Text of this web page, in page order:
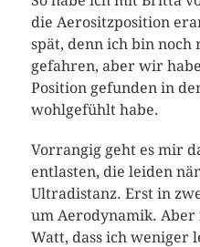
die Aerositzposition
spät, denn ich bin
gefahren, aber wir
Position gefunden in
wohlgefühlt habe.
Vorrangig geht es mir
entlasten, die leiden
Ultradistanz. Erst in
um Aerodynamik.
Watt, dass ich weniger